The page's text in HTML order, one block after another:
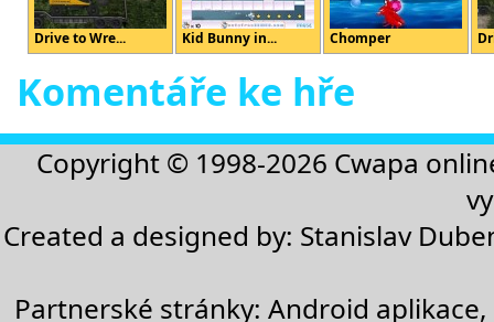
Drive to Wre... Kid Bunny in... Chomper
Komentáře ke hře
Copyright © 1998-2026 Cwapa
Created a designed by: Stanislav
Partnerské stránky: Android aplikace,